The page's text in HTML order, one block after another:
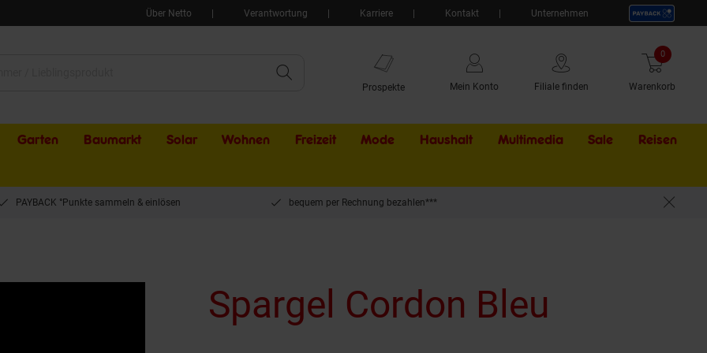
Über Netto Verantwortung Karriere Kontakt Unternehmen
Prospekte Mein Konto Filiale finden Warenkorb
0 Artikel
Garten Baumarkt Solar Wohnen Freizeit Mode Haushalt Multimedia Sale Externer
Reisen
PAYBACK °Punkte sammeln & einlösen bequem per Rechnung bezahlen***
Spargel Cordon Bleu